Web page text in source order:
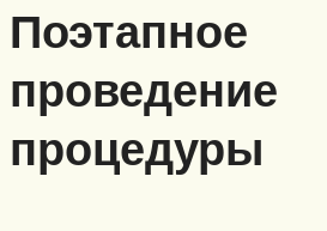
Поэтапное
проведение
процедуры